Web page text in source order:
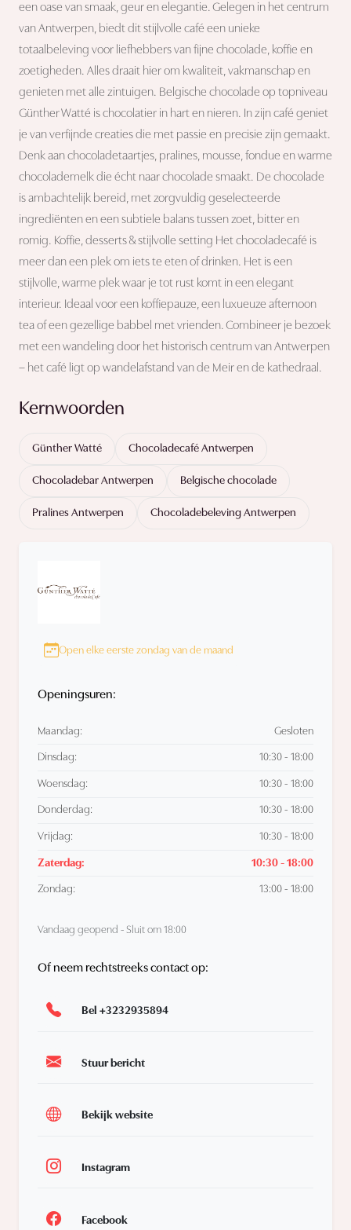
een oase van smaak, geur en elegantie. Gelegen in het centrum
van Antwerpen, biedt dit stijlvolle café een unieke
totaalbeleving voor liefhebbers van fijne chocolade, koffie en
zoetigheden. Alles draait hier om kwaliteit, vakmanschap en
genieten met alle zintuigen. Belgische chocolade op topniveau
Günther Watté is chocolatier in hart en nieren. In zijn café geniet
je van verfijnde creaties die met passie en precisie zijn gemaakt.
Denk aan chocoladetaartjes, pralines, mousse, fondue en warme
chocolademelk die écht naar chocolade smaakt. De chocolade
is ambachtelijk bereid, met zorgvuldig geselecteerde
ingrediënten en een subtiele balans tussen zoet, bitter en
romig. Koffie, desserts & stijlvolle setting Het chocoladecafé is
meer dan een plek om iets te eten of drinken. Het is een
stijlvolle, warme plek waar je tot rust komt in een elegant
interieur. Ideaal voor een koffiepauze, een luxueuze afternoon
tea of een gezellige babbel met vrienden. Combineer je bezoek
met een wandeling door het historisch centrum van Antwerpen
– het café ligt op wandelafstand van de Meir en de kathedraal.
Kernwoorden
Günther Watté Chocoladecafé Antwerpen
Chocoladebar Antwerpen Belgische chocolade
Pralines Antwerpen Chocoladebeleving Antwerpen
Open elke eerste zondag van de maand
Openingsuren:
Maandag: Gesloten
Dinsdag: 10:30 - 18:00
Woensdag: 10:30 - 18:00
Donderdag: 10:30 - 18:00
Vrijdag: 10:30 - 18:00
Zaterdag: 10:30 - 18:00
Zondag: 13:00 - 18:00
Vandaag geopend - Sluit om 18:00
Of neem rechtstreeks contact op:
Bel +3232935894
Stuur bericht
Bekijk website
Instagram
Facebook